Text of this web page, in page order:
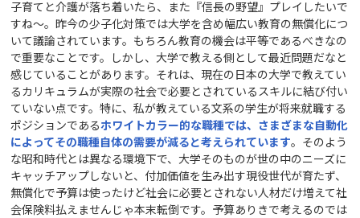
子育てと介護が落ち着いたら、また『信長の野望』プレイしたいで
すね～。昨今の少子化対策では大学を含め幅広い教育の無償化につ
いて議論されています。もちろん教育の機会は平等であるべきなの
で重要なことです。しかし、大学で教える側として最近問題だなと
感じていることがあります。それは、現在の日本の大学で教えてい
るカリキュラムが実際の社会で必要とされているスキルに結び付い
ていない点です。特に、私が教えている文系の学生が将来就職する
ポジションであるホワイトカラー的な職種では、さまざまな自動化
によってその職種自体の需要が減ると考えられています。そのよう
な昭和時代とは異なる環境下で、大学そのものが世の中のニーズに
キャッチアップしないと、付加価値を生み出す現役世代が育たず、
無償化で予算は使ったけど社会に必要とされない人材だけ増えて社
会保険料払えませんじゃ本末転倒です。予算ありきで考えるのでは